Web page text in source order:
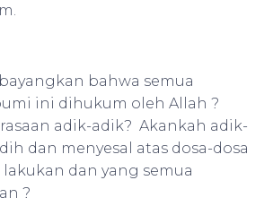
bahwa semua
ini dihukum oleh Allah ?
adik-adik? Akankah adik-
dan menyesal atas dosa-dosa
dan yang semua
?